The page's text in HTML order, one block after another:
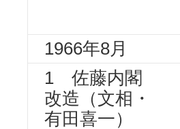
1966年8月
1 佐藤内閣
改造（文相・
有田喜一）